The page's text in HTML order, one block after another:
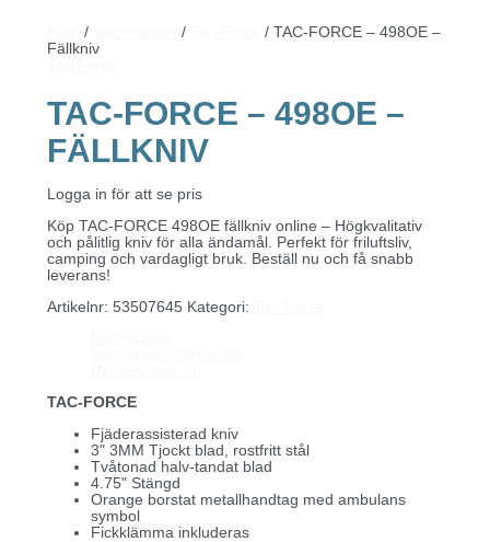
/ /
/ TAC-FORCE – 498OE –
Fällkniv
TAC-FORCE – 498OE –
FÄLLKNIV
Logga in för att se pris
Köp TAC-FORCE 498OE fällkniv online – Högkvalitativ
och pålitlig kniv för alla ändamål. Perfekt för friluftsliv,
camping och vardagligt bruk. Beställ nu och få snabb
leverans!
Artikelnr: 53507645 Kategori:
TAC-FORCE
Fjäderassisterad kniv
3" 3MM Tjockt blad, rostfritt stål
Tvåtonad halv-tandat blad
4.75" Stängd
Orange borstat metallhandtag med ambulans
symbol
Fickklämma inkluderas